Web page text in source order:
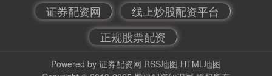
证券配资网
线上炒股配资平台
正规股票配资
Powered by 证券配资网 RSS地图 HTML地图